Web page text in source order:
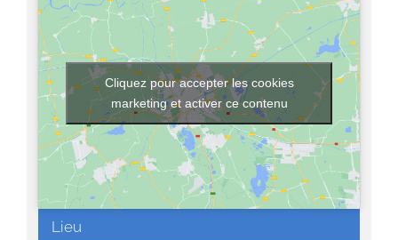
Lieu
Cliquez pour accepter les cookies
marketing et activer ce contenu